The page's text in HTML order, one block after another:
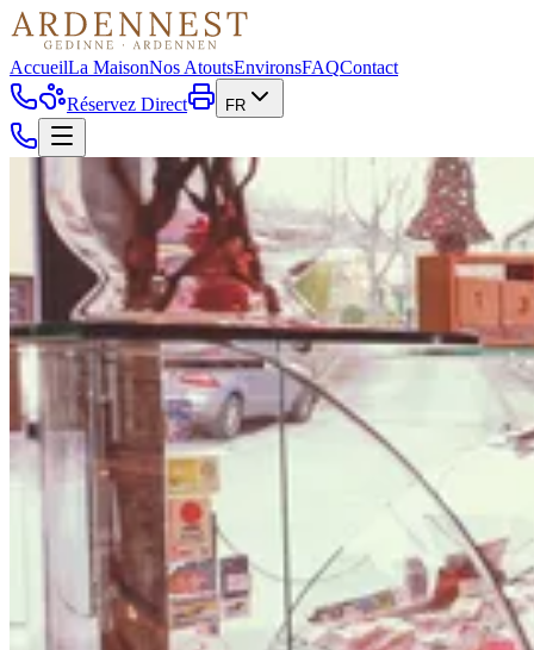
AccueilLa MaisonNos AtoutsEnvironsFAQContact
Réservez Direct
FR